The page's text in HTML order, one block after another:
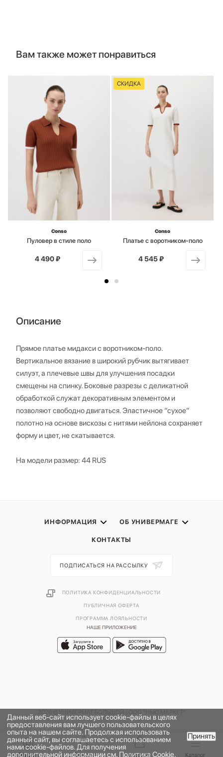
В КОРЗИНУ
Вам также может понравиться
Conso
Пуловер в стиле поло
от
4 490 ₽
СКИДКА
Conso
Платье с воротником-поло
от
4 545 ₽
Описание
Прямое платье мидакси с воротником-поло.
Вертикальное вязание в широкий рубчик вытягивает
силуэт, а плечевые швы для улучшения посадки
смещены на спинку. Боковые разрезы с деликатной
обработкой служат декоративным элементом и
позволяют свободно двигаться. Эластичное “сухое”
полотно на основе вискозы с нитями нейлона сохраняет
форму и цвет, не скатывается.
На модели размер: 44 RUS
ИНФОРМАЦИЯ ОБ УНИВЕРМАГЕ
КОНТАКТЫ
НАШЕ ПРИЛОЖЕНИЕ
ПОДПИСАТЬСЯ НА РАССЫЛКУ
ПОЛИТИКА КОНФИДЕНЦИАЛЬНОСТИ
ПУБЛИЧНАЯ ОФЕРТА
ПРОГРАММА ЛОЯЛЬНОСТИ
Данный веб-сайт использует cookie-файлы в целях
предоставления вам лучшего пользовательского
опыта на нашем сайте. Продолжая использовать
данный сайт, вы соглашаетесь с использованием
нами cookie-файлов. Для получения
дополнительной информации см. Политика Cookie.
Принять
Главная Бренды Корзина Каталог